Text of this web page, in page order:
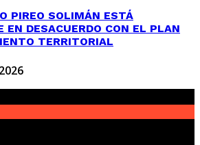
PIREO SOLIMÁN ESTÁ
EN DESACUERDO CON EL PLAN
TERRITORIAL